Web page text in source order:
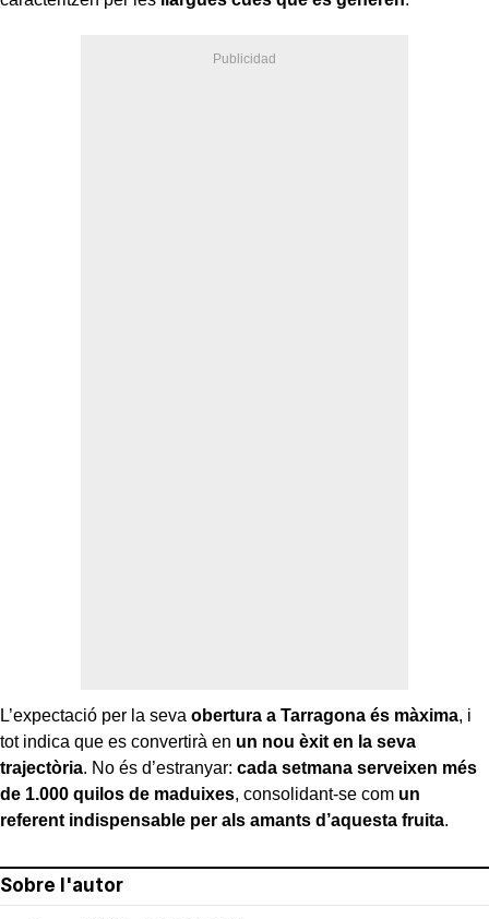
L’expectació per la seva obertura a Tarragona és màxima, i
tot indica que es convertirà en un nou èxit en la seva
trajectòria. No és d’estranyar: cada setmana serveixen més
de 1.000 quilos de maduixes, consolidant-se com un
referent indispensable per als amants d’aquesta fruita.
Sobre l'autor